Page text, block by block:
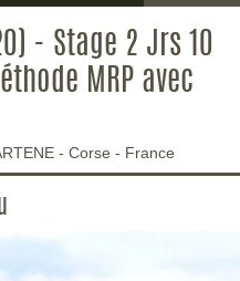
- Stage 2 Jrs 10
MRP avec
- Corse - France